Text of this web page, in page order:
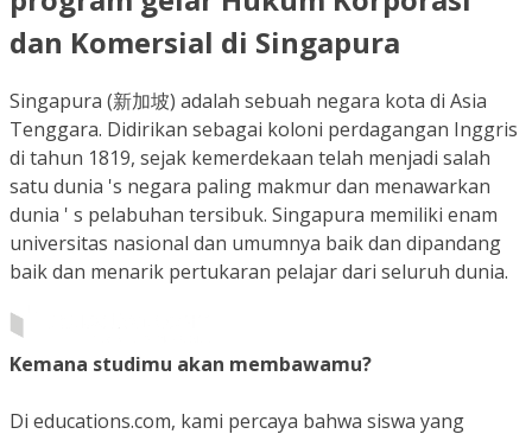
dan Komersial di Singapura
Singapura (新加坡) adalah sebuah negara kota di Asia
Tenggara. Didirikan sebagai koloni perdagangan Inggris
di tahun 1819, sejak kemerdekaan telah menjadi salah
satu dunia 's negara paling makmur dan menawarkan
dunia ' s pelabuhan tersibuk. Singapura memiliki enam
universitas nasional dan umumnya baik dan dipandang
baik dan menarik pertukaran pelajar dari seluruh dunia.
Kemana studimu akan membawamu?
Di educations.com, kami percaya bahwa siswa yang